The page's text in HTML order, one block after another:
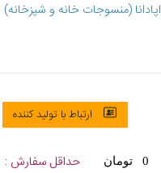
اپادانا (منسوجات خانه و شپزخانه)
ارتباط با تولید کننده
0 تومان حداقل سفارش :